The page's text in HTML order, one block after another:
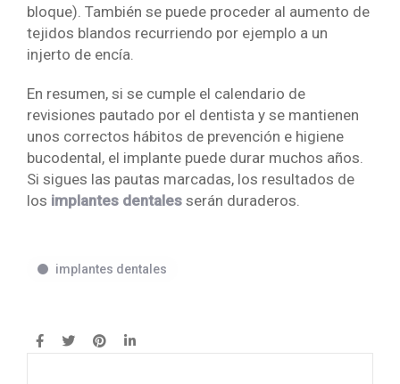
bloque). También se puede proceder al aumento de
tejidos blandos recurriendo por ejemplo a un
injerto de encía.
En resumen, si se cumple el calendario de
revisiones pautado por el dentista y se mantienen
unos correctos hábitos de prevención e higiene
bucodental, el implante puede durar muchos años.
Si sigues las pautas marcadas, los resultados de
los implantes dentales serán duraderos.
implantes dentales